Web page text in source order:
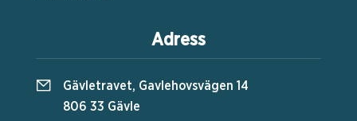
Adress
Gävletravet, Gavlehovsvägen 14
806 33 Gävle